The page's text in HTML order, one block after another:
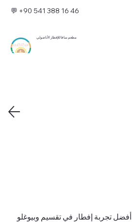
💬 +90 541 388 16 46
مطعم سا فا للإفطار الأناضولي
أفضل تجربة إفطار في تقسيم وبيوغلو